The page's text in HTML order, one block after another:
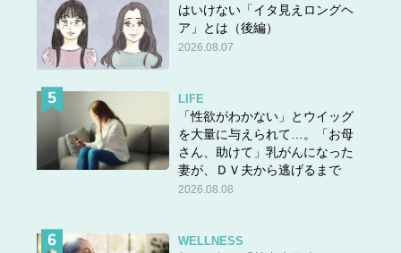
はいけない「イタ見えロングヘ
ア」とは（後編）
2026.08.07
LIFE
「性欲がわかない」とウイッグ
を大量に与えられて…。「お母
さん、助けて」乳がんになった
妻が、ＤＶ夫から逃げるまで
2026.08.08
WELLNESS